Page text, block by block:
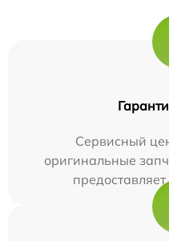
Сервисный
оригинальные